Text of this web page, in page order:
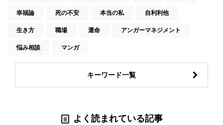
幸福論 死の不安 本当の私 自利利他
生き方 職場 運命 アンガーマネジメント
悩み相談 マンガ
キーワード一覧
よく読まれている記事